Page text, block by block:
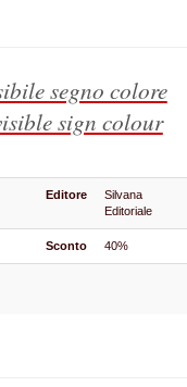
segno colore
sign colour
Editore
Silvana
Editoriale
Sconto 40%